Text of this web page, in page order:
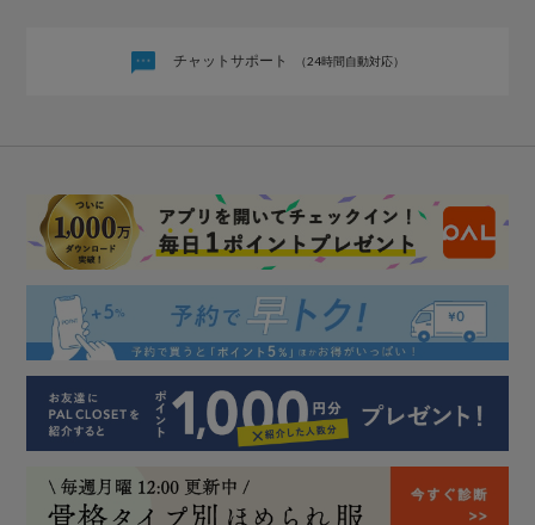
チャットサポート （24時間自動対応）